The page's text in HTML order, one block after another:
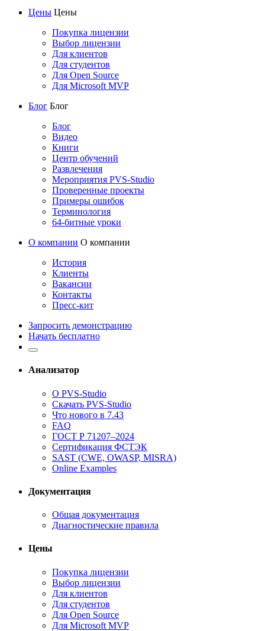
Цены Цены
Покупка лицензии
Выбор лицензии
Для клиентов
Для студентов
Для Open Source
Для Microsoft MVP
Блог Блог
Блог
Видео
Книги
Центр обучений
Развлечения
Мероприятия PVS-Studio
Проверенные проекты
Примеры ошибок
Терминология
64-битные уроки
О компании О компании
История
Клиенты
Вакансии
Контакты
Пресс-кит
Запросить демонстрацию
Начать бесплатно
Анализатор
О PVS-Studio
Скачать PVS-Studio
Что нового в 7.43
FAQ
ГОСТ Р 71207–2024
Сертификация ФСТЭК
SAST (CWE, OWASP, MISRA)
Online Examples
Документация
Общая документация
Диагностические правила
Цены
Покупка лицензии
Выбор лицензии
Для клиентов
Для студентов
Для Open Source
Для Microsoft MVP